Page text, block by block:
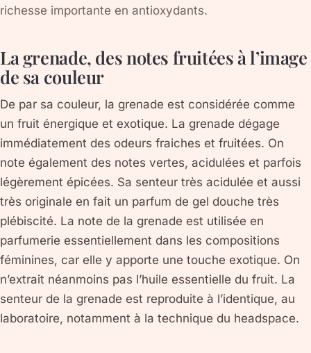
richesse importante en antioxydants.
La grenade, des notes fruitées à l’image
de sa couleur
De par sa couleur, la grenade est considérée comme
un fruit énergique et exotique. La grenade dégage
immédiatement des odeurs fraiches et fruitées. On
note également des notes vertes, acidulées et parfois
légèrement épicées. Sa senteur très acidulée et aussi
très originale en fait un parfum de gel douche très
plébiscité. La note de la grenade est utilisée en
parfumerie essentiellement dans les compositions
féminines, car elle y apporte une touche exotique. On
n’extrait néanmoins pas l’huile essentielle du fruit. La
senteur de la grenade est reproduite à l’identique, au
laboratoire, notamment à la technique du headspace.